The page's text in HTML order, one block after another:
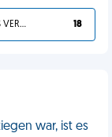
DU HAST ES VERDIENT 18
war, ist es